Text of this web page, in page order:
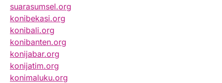
suarasumsel.org
konibekasi.org
konibali.org
konibanten.org
konijabar.org
konijatim.org
konimaluku.org